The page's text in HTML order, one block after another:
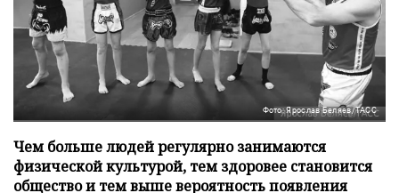
Фото: Ярослав Беляев/ТАСС
Чем больше людей регулярно занимаются
физической культурой, тем здоровее становится
общество и тем выше вероятность появления